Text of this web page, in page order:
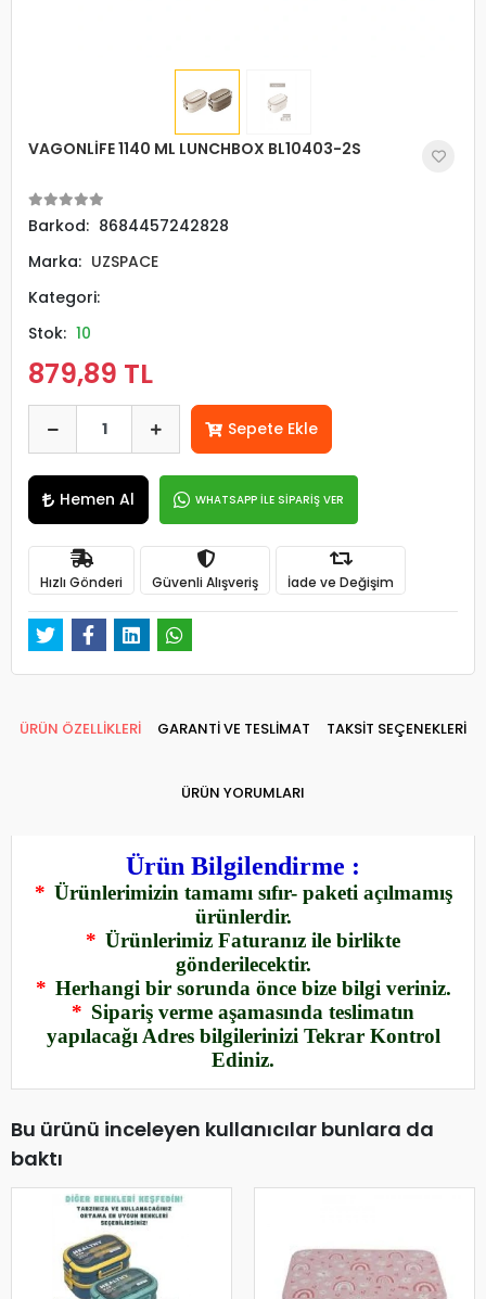
VAGONLİFE 1140 ML LUNCHBOX BL10403-2S
Barkod: 8684457242828
Marka: UZSPACE
Kategori:
Stok: 10
879,89 TL
Sepete Ekle
Hemen Al WHATSAPP İLE SİPARİŞ VER
Hızlı Gönderi Güvenli Alışveriş İade ve Değişim
ÜRÜN ÖZELLİKLERİ GARANTİ VE TESLİMAT TAKSİT SEÇENEKLERİ
ÜRÜN YORUMLARI
Ürün Bilgilendirme :
* Ürünlerimizin tamamı sıfır- paketi açılmamış
ürünlerdir.
* Ürünlerimiz Faturanız ile birlikte
gönderilecektir.
* Herhangi bir sorunda önce bize bilgi veriniz.
* Sipariş verme aşamasında teslimatın
yapılacağı Adres bilgilerinizi Tekrar Kontrol
Ediniz.
Bu ürünü inceleyen kullanıcılar bunlara da
baktı